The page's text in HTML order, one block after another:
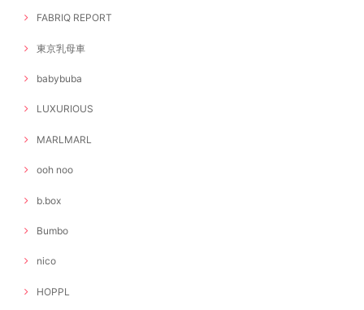
FABRIQ REPORT
東京乳母車
babybuba
LUXURIOUS
MARLMARL
ooh noo
b.box
Bumbo
nico
HOPPL